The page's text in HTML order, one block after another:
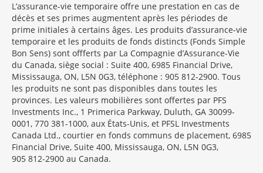
L’assurance-vie temporaire offre une prestation en cas de
décès et ses primes augmentent après les périodes de
prime initiales à certains âges. Les produits d’assurance-vie
temporaire et les produits de fonds distincts (Fonds Simple
Bon Sens) sont offferts par La Compagnie d’Assurance-Vie
du Canada, siège social : Suite 400, 6985 Financial Drive,
Mississauga, ON, L5N 0G3, téléphone : 905 812-2900. Tous
les produits ne sont pas disponibles dans toutes les
provinces. Les valeurs mobilières sont offertes par PFS
Investments Inc., 1 Primerica Parkway, Duluth, GA 30099-
0001, 770 381-1000, aux États-Unis, et PFSL Investments
Canada Ltd., courtier en fonds communs de placement, 6985
Financial Drive, Suite 400, Mississauga, ON, L5N 0G3,
905 812-2900 au Canada.